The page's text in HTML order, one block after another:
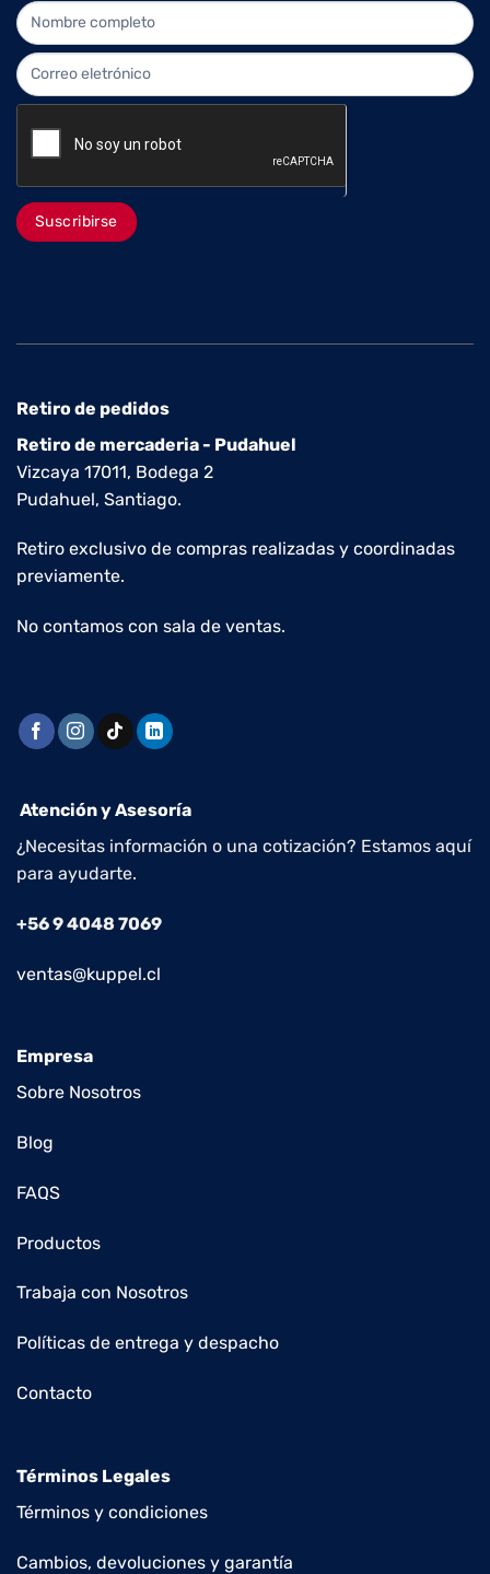
NEWLETTER
Suscribirse
Retiro de pedidos
Retiro de mercaderia - Pudahuel
Vizcaya 17011, Bodega 2
Pudahuel, Santiago.
Retiro exclusivo de compras realizadas y coordinadas
previamente.
No contamos con sala de ventas.
Atención y Asesoría
¿Necesitas información o una cotización? Estamos aquí
para ayudarte.
+56 9 4048 7069
ventas@kuppel.cl
Empresa
Sobre Nosotros
Blog
FAQS
Productos
Trabaja con Nosotros
Políticas de entrega y despacho
Contacto
Términos Legales
Términos y condiciones
Cambios, devoluciones y garantía